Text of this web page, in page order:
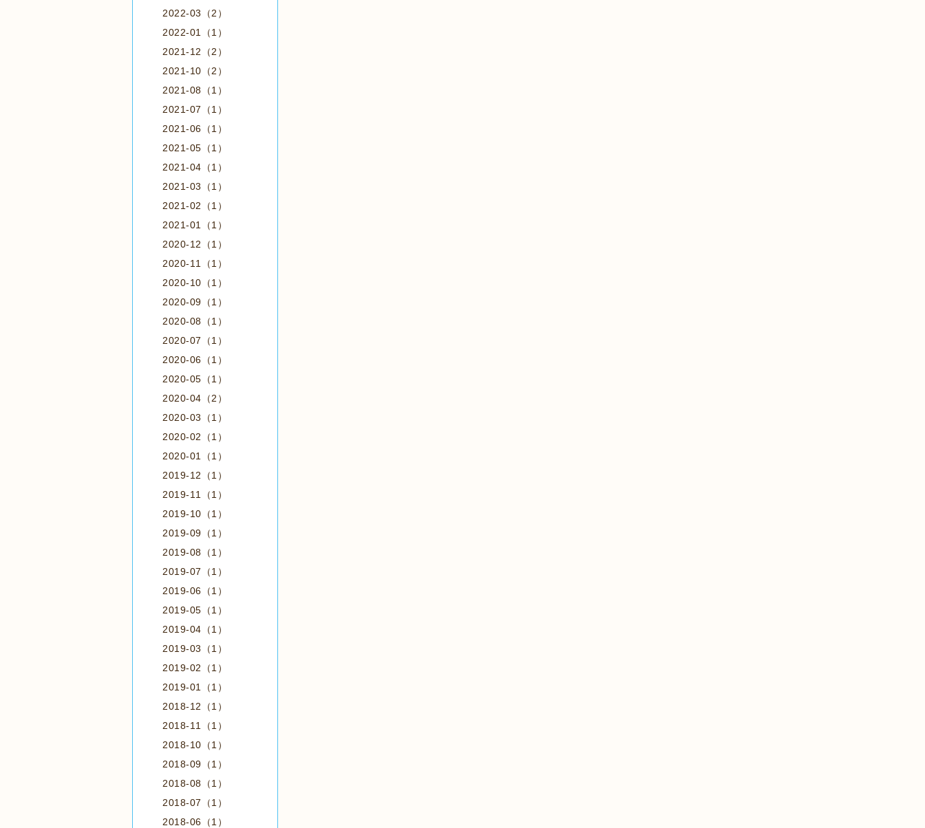
2022-03（2）
2022-01（1）
2021-12（2）
2021-10（2）
2021-08（1）
2021-07（1）
2021-06（1）
2021-05（1）
2021-04（1）
2021-03（1）
2021-02（1）
2021-01（1）
2020-12（1）
2020-11（1）
2020-10（1）
2020-09（1）
2020-08（1）
2020-07（1）
2020-06（1）
2020-05（1）
2020-04（2）
2020-03（1）
2020-02（1）
2020-01（1）
2019-12（1）
2019-11（1）
2019-10（1）
2019-09（1）
2019-08（1）
2019-07（1）
2019-06（1）
2019-05（1）
2019-04（1）
2019-03（1）
2019-02（1）
2019-01（1）
2018-12（1）
2018-11（1）
2018-10（1）
2018-09（1）
2018-08（1）
2018-07（1）
2018-06（1）